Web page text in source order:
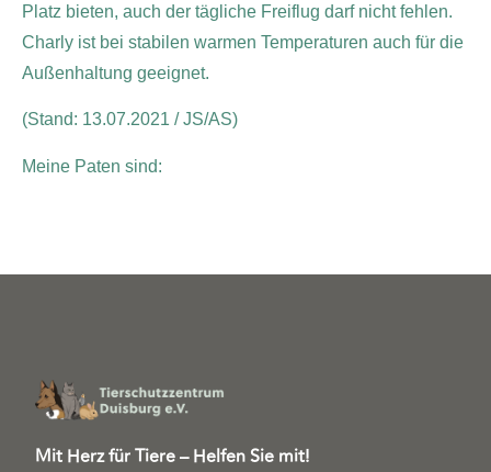
Platz bieten, auch der tägliche Freiflug darf nicht fehlen.
Charly ist bei stabilen warmen Temperaturen auch für die
Außenhaltung geeignet.
(Stand: 13.07.2021 / JS/AS)
Meine Paten sind:
Mit Herz für Tiere – Helfen Sie mit!